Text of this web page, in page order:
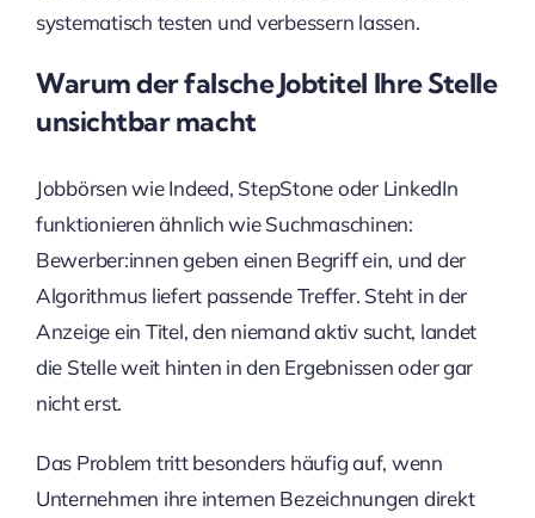
systematisch testen und verbessern lassen.
Warum der falsche Jobtitel Ihre Stelle
unsichtbar macht
Jobbörsen wie Indeed, StepStone oder LinkedIn
funktionieren ähnlich wie Suchmaschinen:
Bewerber:innen geben einen Begriff ein, und der
Algorithmus liefert passende Treffer. Steht in der
Anzeige ein Titel, den niemand aktiv sucht, landet
die Stelle weit hinten in den Ergebnissen oder gar
nicht erst.
Das Problem tritt besonders häufig auf, wenn
Unternehmen ihre internen Bezeichnungen direkt